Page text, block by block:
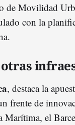
de Movilidad
con la
, destaca la
frente de
Marítima, el